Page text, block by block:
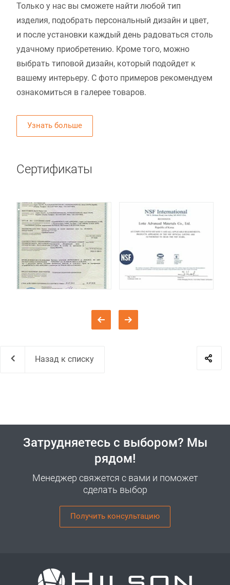
Только у нас вы сможете найти любой тип
изделия, подобрать персональный дизайн и цвет,
и после установки каждый день радоваться столь
удачному приобретению. Кроме того, можно
выбрать типовой дизайн, который подойдет к
вашему интерьеру. С фото примеров рекомендуем
ознакомиться в галерее товаров.
Узнать больше
Сертификаты
Назад к списку
Затрудняетесь с выбором? Мы
рядом!
Менеджер свяжется с вами и поможет
сделать выбор
Получить консультацию